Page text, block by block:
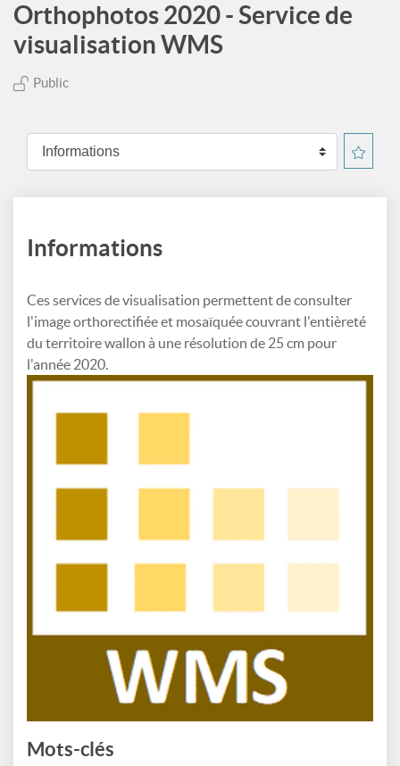
Orthophotos 2020 - Service de
visualisation WMS
Public
Informations
Ces services de visualisation permettent de consulter
l'image orthorectifiée et mosaïquée couvrant l'entièreté
du territoire wallon à une résolution de 25 cm pour
l'année 2020.
Mots-clés